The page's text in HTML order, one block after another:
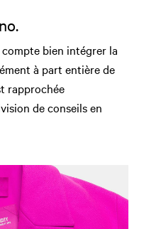
bien intégrer la
à part entière de
rapprochée
de conseils en